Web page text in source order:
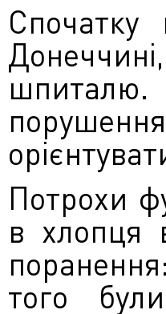
Спочатку
Потрохи
в хлопця
того